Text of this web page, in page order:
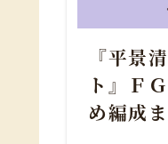
『平景
ト』Ｆ
め編成